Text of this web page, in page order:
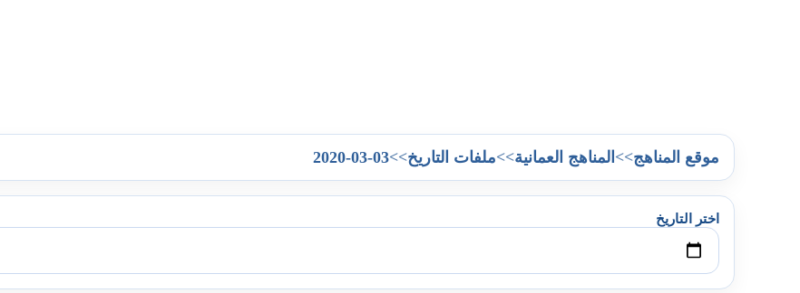
موقع المناهج>> المناهج العمانية>>ملفات التاريخ>>
2020-03-03
اختر التاريخ